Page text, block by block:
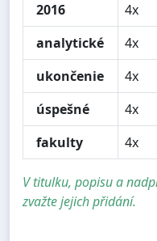
2016
4x
analytické
4x
ukončenie
4x
úspešné
4x
fakulty
4x
V titulku, popisu a
zvažte jejich přidání.